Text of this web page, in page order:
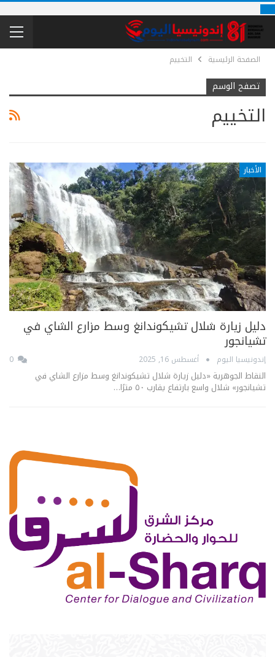
الصفحة الرئيسية التخييم
تصفح الوسم
التخييم
الأخبار
دليل زيارة شلال تشيكوندانغ وسط مزارع الشاي في
تشيانجور
إندونيسيا اليوم أغسطس 16, 2025
النقاط الجوهرية «دليل زيارة شلال تشيكوندانغ وسط مزارع الشاي في
تشيانجور» شلال واسع بارتفاع يقارب ٥٠ مترًا…